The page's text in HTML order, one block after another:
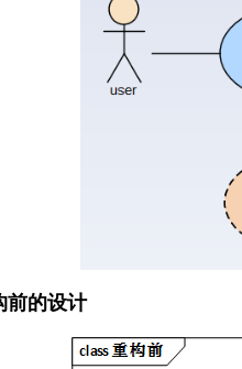
前的设计